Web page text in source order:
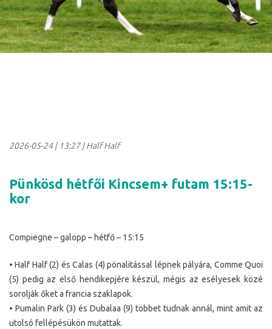
2026-05-24| 13:27| Half Half
Pünkösd hétfői Kincsem+ futam 15:15-
kor
Compiegne – galopp – hétfő – 15:15
• Half Half (2) és Calas (4) pönalitással lépnek pályára, Comme Quoi
(5) pedig az első hendikepjére készül, mégis az esélyesek közé
sorolják őket a francia szaklapok.
• Pumalin Park (3) és Dubalaa (9) többet tudnak annál, mint amit az
utolsó fellépésükön mutattak.